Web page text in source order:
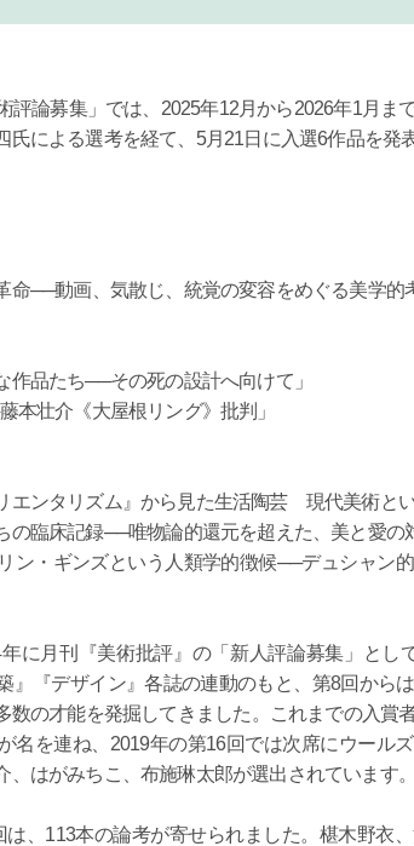
評論募集」では、2025年12月から2026年1月ま
による選考を経て、5月21日に入選6作品を発
命──動画、気散じ、統覚の変容をめぐる美学的
作品たち──その死の設計へ向けて」
本壮介《大屋根リング》批判」
エンタリズム』から見た生活陶芸 現代美術とい
の臨床記録──唯物論的還元を超えた、美と愛の
ン・ギンズという人類学的徴候──デュシャン
年に月刊『美術批評』の「新人評論募集」とし
』『デザイン』各誌の連動のもと、第8回から
数の才能を発掘してきました。これまでの入賞
名を連ね、2019年の第16回では次席にウール
はがみちこ、布施琳太郎が選出されています。
、113本の論考が寄せられました。椹木野衣